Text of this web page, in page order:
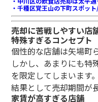
・千種区覚王山の下町スポッ
売却に苦戦しやすい店
特殊すぎるコンセプト
個性的な店舗は矢場町
しかし、あまりにも特
を限定してしまいます。
結果として売却期間が
家賃が高すぎる店舗